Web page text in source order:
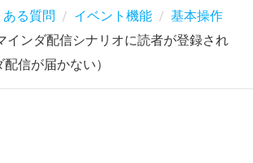
ある質問 イベント機能
基本操作
インダ配信シナリオに読者が登録され
信が届かない）